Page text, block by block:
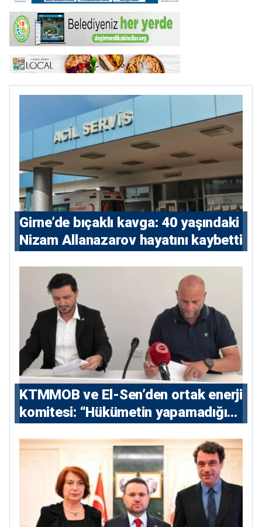
Girne’de bıçaklı kavga: 40 yaşındaki
Nizam Allanazarov hayatını kaybetti
KTMMOB ve El-Sen’den ortak enerji
komitesi: “Hükümetin yapamadığını